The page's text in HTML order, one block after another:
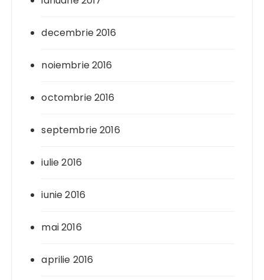
decembrie 2016
noiembrie 2016
octombrie 2016
septembrie 2016
iulie 2016
iunie 2016
mai 2016
aprilie 2016